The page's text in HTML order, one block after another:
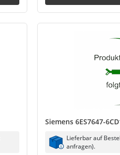
Siemens 6ES7647-
Lieferbar auf
anfragen).